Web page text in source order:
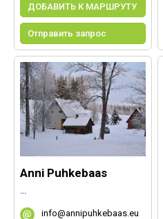
ДОБАВИТЬ К МАРШРУТУ
Отправить запрос
Anni Puhkebaas
info@annipuhkebaas.eu